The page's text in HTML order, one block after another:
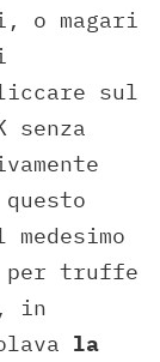
o magari
sul
senza
per truffe
in
la